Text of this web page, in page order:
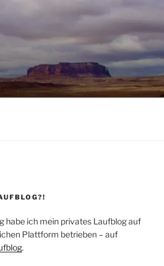
habe ich mein privates Laufblog auf
Plattform betrieben – auf
.